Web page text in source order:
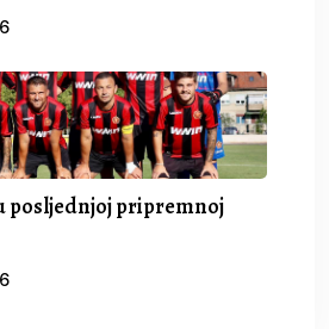
posljednjoj pripremnoj